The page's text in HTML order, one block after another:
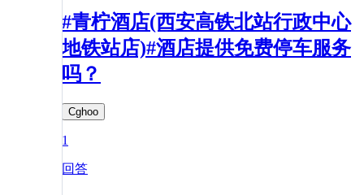
#青柠酒店(西安高铁北站行政中心
地铁站店)#酒店提供免费停车服务
吗？
Cghoo
1
回答